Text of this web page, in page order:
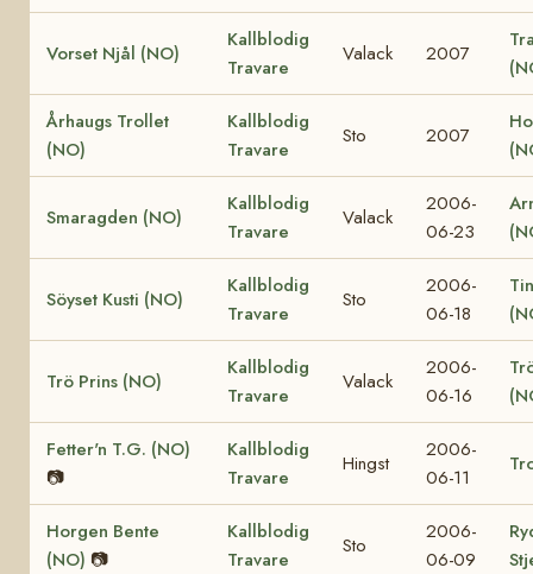
Vorset Njål (NO)
Kallblodig
Travare
Valack 2007
Århaugs Trollet
(NO)
Kallblodig
Travare
Sto 2007
Smaragden (NO)
Kallblodig
Travare
Valack
2006-
06-23
Söyset Kusti (NO)
Kallblodig
Travare
Sto
2006-
06-18
Trö Prins (NO)
Kallblodig
Travare
Valack
2006-
06-16
Fetter'n T.G. (NO)
📷
Kallblodig
Travare
Hingst
2006-
06-11
Horgen Bente
(NO) 📷
Kallblodig
Travare
Sto
2006-
06-09